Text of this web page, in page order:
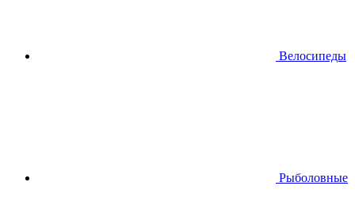
Велосипеды
Рыболовные